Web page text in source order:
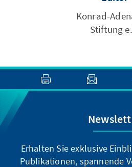
Konrad-
Stiftung
Erhalten Sie exklusive
Publikationen, spannende